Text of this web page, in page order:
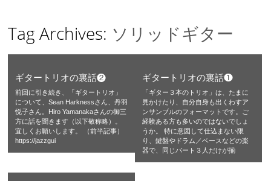
Main menu
content
Tag Archives: ソリッドギター
ギタートリオの裏話❷
前回に引き続き、「ギタートリオ」
について、Sean Harknessさん、丹羽
悦子さん。Hiro Yamanakaさんの御三
方に話を聞きます（以下敬称略）。
宜しくお願いします。 （前半記事）
https://jazzgui
ギタートリオの裏話❶
「ギター３本のトリオ」は、たまに
見かけたり、自分自身も出くわすア
ンサンブルのフォーマットです。ご
経験ある方も多いのではないでしょ
うか。 特に意図して仕込まない限
り、鍵盤やドラム／ベースなどの楽
器で、同じパート３人だけが揃